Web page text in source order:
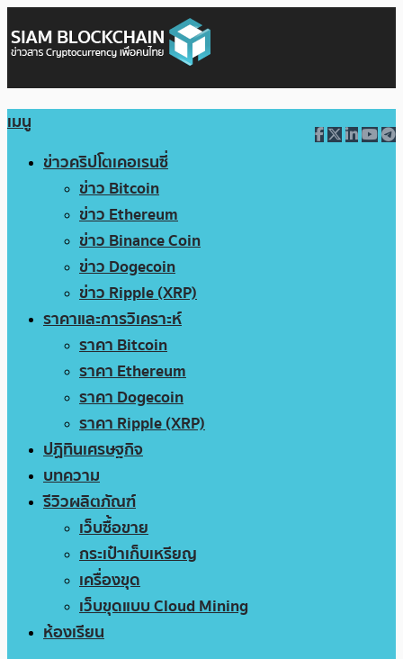
เมนู
ข่าวคริปโตเคอเรนซี่
ข่าว Bitcoin
ข่าว Ethereum
ข่าว Binance Coin
ข่าว Dogecoin
ข่าว Ripple (XRP)
ราคาและการวิเคราะห์
ราคา Bitcoin
ราคา Ethereum
ราคา Dogecoin
ราคา Ripple (XRP)
ปฏิทินเศรษฐกิจ
บทความ
รีวิวผลิตภัณฑ์
เว็บซื้อขาย
กระเป๋าเก็บเหรียญ
เครื่องขุด
เว็บขุดแบบ Cloud Mining
ห้องเรียน